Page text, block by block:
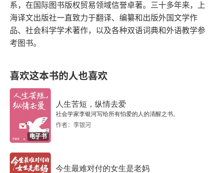
离开自己去度假
褊狭的观点
你让我成为怎样的人
灵魂
真相的层面
问题
转移过失
系，在国际图书版权贸易领域信誉卓著。三十多年来，上
海译文出版社一直致力于翻译、编纂和出版外国文学作
品、社会科学学术著作，以及各种双语词典和外语教学参
考图书。
喜欢这本书的人也喜欢
电子书
人生苦短，纵情去爱
社会学家李银河写给所有怕爱的人的清醒之书。
作者：李银河
今生最难对付的女生是老妈